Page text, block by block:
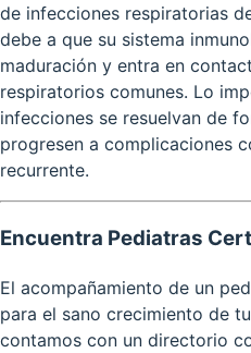
de infecciones respiratorias
debe a que su sistema
maduración y entra en
respiratorios comunes. Lo
infecciones se resuelvan de
progresen a complicaciones
recurrente.
Encuentra Pediatras
El acompañamiento de un
para el sano crecimiento de
contamos con un directorio